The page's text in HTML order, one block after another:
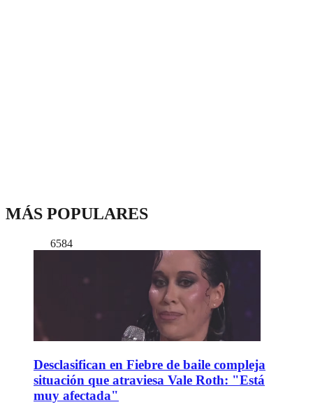
MÁS POPULARES
6584
Desclasifican en Fiebre de baile compleja
situación que atraviesa Vale Roth: "Está
muy afectada"